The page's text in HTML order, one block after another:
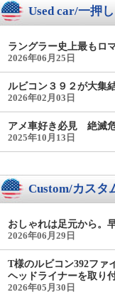
Used car/一押
ラングラー史上最もロ
2026年06月25日
ルビコン３９２が大集
2026年02月03日
アメ車好き必見 絶滅
2025年10月13日
Custom/カスタ
おしゃれは足元から。
2026年06月29日
T様のルビコン392ファ
ヘッドライナーを取り
2026年05月30日